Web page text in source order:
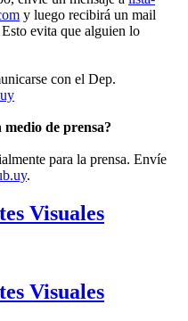
y luego recibirá un mail
evita que alguien lo
con el Dep.
de prensa?
para la prensa. Envíe
.
Visuales
Visuales